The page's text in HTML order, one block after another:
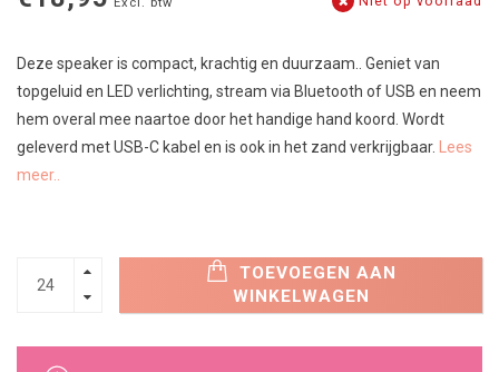
Deze speaker is compact, krachtig en duurzaam.. Geniet van
topgeluid en LED verlichting, stream via Bluetooth of USB en neem
hem overal mee naartoe door het handige hand koord. Wordt
geleverd met USB-C kabel en is ook in het zand verkrijgbaar.
Lees
meer..
TOEVOEGEN AAN
WINKELWAGEN